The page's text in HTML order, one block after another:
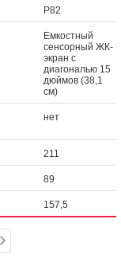
P82
Емкостный
сенсорный ЖК-
экран с
диагональю 15
дюймов (38,1
см)
нет
211
89
157,5